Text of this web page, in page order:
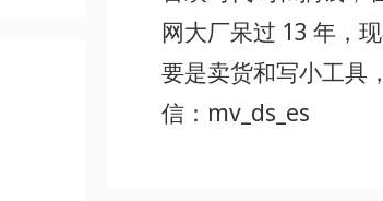
网大厂呆过 13 年，
要是卖货和写小工具
信：mv_ds_es